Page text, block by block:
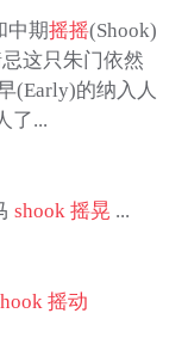
中期摇摇(Shook)
这只朱门依然
(Early)的纳入人
了...
shook 摇晃 ...
摇动